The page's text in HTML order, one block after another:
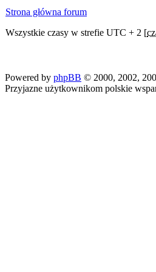
Strona główna forum
Wszystkie czasy w strefie UTC + 2 [
Powered by phpBB © 2000, 2002,
Przyjazne użytkownikom polskie